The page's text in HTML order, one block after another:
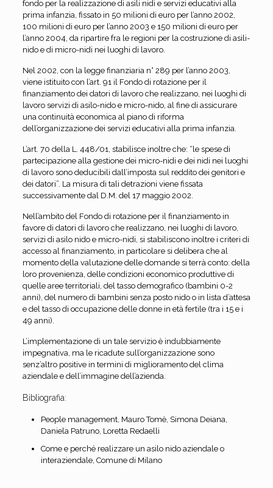
fondo per la realizzazione di asili nidi e servizi educativi alla
prima infanzia, fissato in 50 milioni di euro per l’anno 2002,
100 milioni di euro per l’anno 2003 e 150 milioni di euro per
l’anno 2004, da ripartire fra le regioni per la costruzione di asili-
nido e di micro-nidi nei luoghi di lavoro.
Nel 2002, con la legge finanziaria n° 289 per l’anno 2003,
viene istituito con l’art. 91 il Fondo di rotazione per il
finanziamento dei datori di lavoro che realizzano, nei luoghi di
lavoro servizi di asilo-nido e micro-nido, al fine di assicurare
una continuità economica al piano di riforma
dell’organizzazione dei servizi educativi alla prima infanzia.
L’art. 70 della L. 448/01, stabilisce inoltre che: “le spese di
partecipazione alla gestione dei micro-nidi e dei nidi nei luoghi
di lavoro sono deducibili dall’imposta sul reddito dei genitori e
dei datori”. La misura di tali detrazioni viene fissata
successivamente dal D.M. del 17 maggio 2002.
Nell’ambito del Fondo di rotazione per il finanziamento in
favore di datori di lavoro che realizzano, nei luoghi di lavoro,
servizi di asilo nido e micro-nidi, si stabiliscono inoltre i criteri di
accesso al finanziamento, in particolare si delibera che al
momento della valutazione delle domande si terrà conto: della
loro provenienza, delle condizioni economico produttive di
quelle aree territoriali, del tasso demografico (bambini 0-2
anni), del numero di bambini senza posto nido o in lista d’attesa
e del tasso di occupazione delle donne in età fertile (tra i 15 e i
49 anni).
L’implementazione di un tale servizio è indubbiamente
impegnativa, ma le ricadute sull’organizzazione sono
senz’altro positive in termini di miglioramento del clima
aziendale e dell’immagine dell’azienda.
Bibliografia:
People management, Mauro Tomè, Simona Deiana,
Daniela Patruno, Loretta Redaelli
Come e perché realizzare un asilo nido aziendale o
interaziendale, Comune di Milano